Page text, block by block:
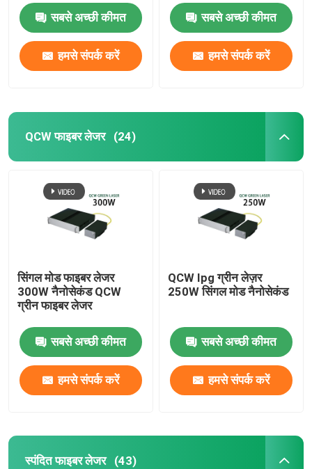
सबसे अच्छी कीमत
हमसे संपर्क करें
सबसे अच्छी कीमत
हमसे संपर्क करें
QCW फाइबर लेजर (24)
सिंगल मोड फाइबर लेजर
300W नैनोसेकंड QCW
ग्रीन फाइबर लेजर
सबसे अच्छी कीमत
हमसे संपर्क करें
QCW Ipg ग्रीन लेज़र
250W सिंगल मोड नैनोसेकंड
सबसे अच्छी कीमत
हमसे संपर्क करें
स्पंदित फाइबर लेजर (43)